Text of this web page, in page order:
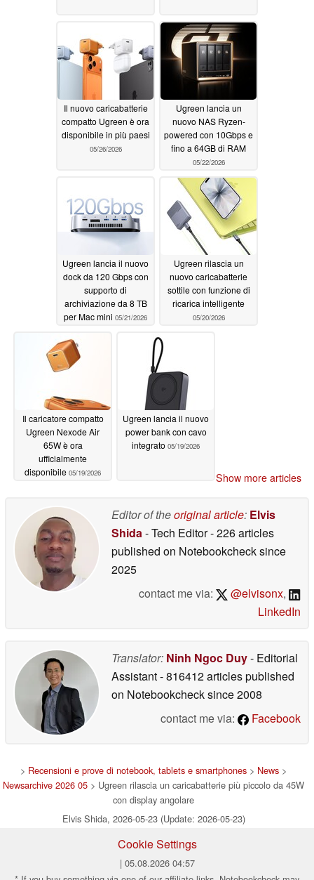
Il nuovo caricabatterie
compatto Ugreen è ora
disponibile in più paesi
05/26/2026
Ugreen lancia un
nuovo NAS Ryzen-
powered con 10Gbps e
fino a 64GB di RAM
05/22/2026
Ugreen lancia il nuovo
dock da 120 Gbps con
supporto di
archiviazione da 8 TB
per Mac mini 05/21/2026
Ugreen rilascia un
nuovo caricabatterie
sottile con funzione di
ricarica intelligente
05/20/2026
Il caricatore compatto
Ugreen Nexode Air
65W è ora
ufficialmente
disponibile 05/19/2026
Ugreen lancia il nuovo
power bank con cavo
integrato 05/19/2026
Show more articles
Editor of theoriginal article: Elvis
Shida- Tech Editor- 226 articles
published on Notebookchecksince
2025
contact me via:
@elvisonx,
LinkedIn
Translator: Ninh Ngoc Duy- Editorial
Assistant- 816412 articles published
on Notebookchecksince 2008
contact me via:
Facebook
> Recensioni e prove di notebook, tablets e smartphones > News >
Newsarchive 2026 05 > Ugreen rilascia un caricabatterie più piccolo da 45W
con display angolare
Elvis Shida, 2026-05-23 (Update: 2026-05-23)
Cookie Settings
| 05.08.2026 04:57